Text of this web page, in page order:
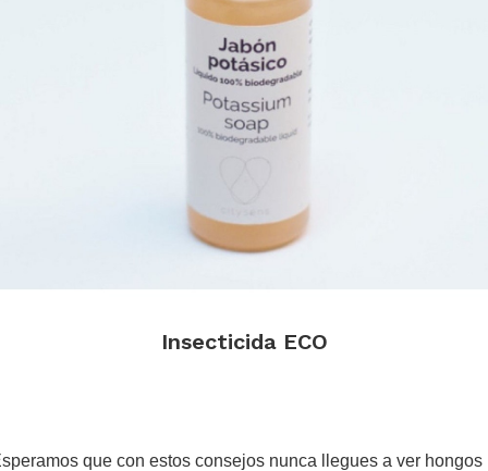
Insecticida ECO
que con estos consejos nunca llegues a ver hongos